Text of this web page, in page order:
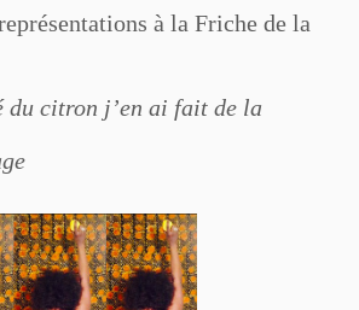
à la Friche de la
du citron j’en ai fait de la